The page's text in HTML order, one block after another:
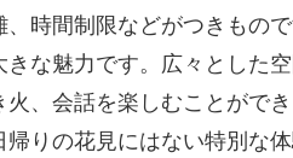
時間制限などがつきもの
きな魅力です。広々とした
、会話を楽しむことがで
りの花見にはない特別な体